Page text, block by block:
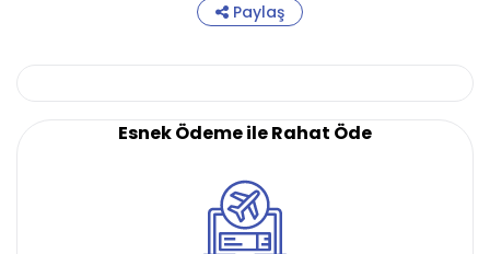
Paylaş
Esnek Ödeme ile Rahat Öde